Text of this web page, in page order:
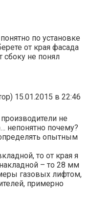
по установке
от края фасада
сбоку не понял
15.01.2015 в 22:46
не
непонятно почему?
опытным
то от края я
– то 28 мм
газовых лифтом,
примерно